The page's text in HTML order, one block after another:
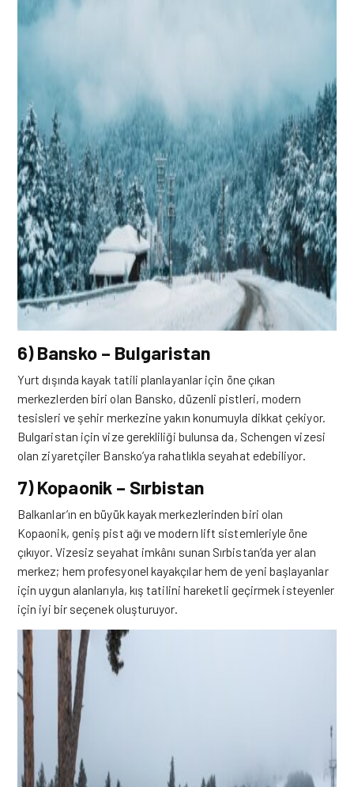
6) Bansko – Bulgaristan
Yurt dışında kayak tatili planlayanlar için öne çıkan
merkezlerden biri olan Bansko, düzenli pistleri, modern
tesisleri ve şehir merkezine yakın konumuyla dikkat çekiyor.
Bulgaristan için vize gerekliliği bulunsa da, Schengen vizesi
olan ziyaretçiler Bansko’ya rahatlıkla seyahat edebiliyor.
7) Kopaonik – Sırbistan
Balkanlar’ın en büyük kayak merkezlerinden biri olan
Kopaonik, geniş pist ağı ve modern lift sistemleriyle öne
çıkıyor. Vizesiz seyahat imkânı sunan Sırbistan’da yer alan
merkez; hem profesyonel kayakçılar hem de yeni başlayanlar
için uygun alanlarıyla, kış tatilini hareketli geçirmek isteyenler
için iyi bir seçenek oluşturuyor.